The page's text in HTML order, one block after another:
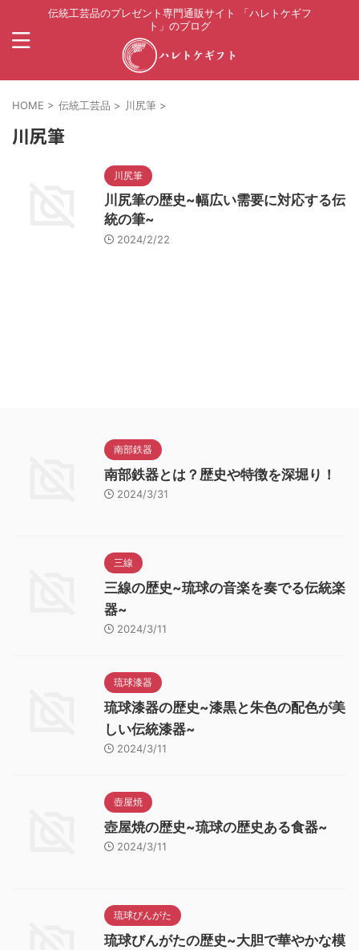
伝統工芸品のプレゼント専門通販サイト 「ハレトケギフ
ト」のブログ
HOME > 伝統工芸品 > 川尻筆 >
川尻筆
川尻筆
川尻筆の歴史~幅広い需要に対応する伝
統の筆~
2024/2/22
南部鉄器
南部鉄器とは？歴史や特徴を深堀り！
2024/3/31
三線
三線の歴史~琉球の音楽を奏でる伝統楽
器~
2024/3/11
琉球漆器
琉球漆器の歴史~漆黒と朱色の配色が美
しい伝統漆器~
2024/3/11
壺屋焼
壺屋焼の歴史~琉球の歴史ある食器~
2024/3/11
琉球びんがた
琉球びんがたの歴史~大胆で華やかな模